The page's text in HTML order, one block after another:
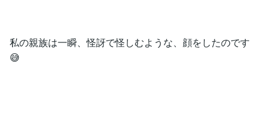
私の親族は一瞬、怪訝で怪しむような、顔をしたのです
😅